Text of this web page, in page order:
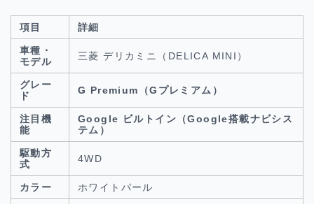
項目 詳細
車種・
モデル
三菱 デリカミニ（DELICA MINI）
グレー
ド
G Premium（Gプレミアム）
注目機
能
Google ビルトイン（Google搭載ナビシス
テム）
駆動方
式
4WD
カラー ホワイトパール